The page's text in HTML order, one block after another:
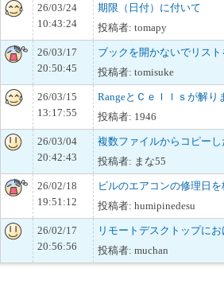
26/03/24
10:43:24
期限（日付）に付いて
投稿者: tomapy
26/03/17
20:50:45
ブックを開かないでリス
投稿者: tomisuke
26/03/15
13:17:55
RangeとＣｅｌｌｓが解り
投稿者: 1946
26/03/04
20:42:43
複数ファイルからコピーし
投稿者: まな55
26/02/18
19:51:12
ビルのエアコンの修理日
投稿者: humipinedesu
26/02/17
20:56:56
リモートデスクトップに
投稿者: muchan